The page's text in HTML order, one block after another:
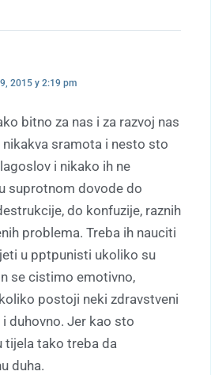
2015 у 2:19 pm
bitno za nas i za razvoj nas
sramota i nesto sto
i nikako ih ne
suprotnom dovode do
do konfuzije, raznih
problema. Treba ih nauciti
u pptpunisti ukoliko su
se cistimo emotivno,
postoji neki zdravstveni
duhovno. Jer kao sto
tijela tako treba da
duha.